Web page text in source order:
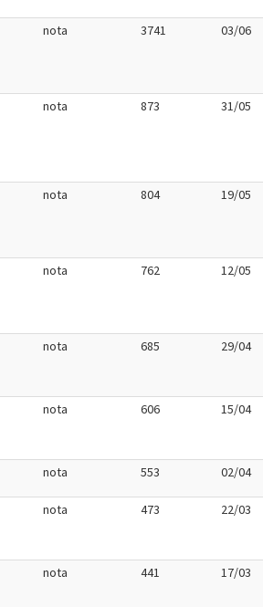
nota 3741 03/06
nota 873 31/05
nota 804 19/05
nota 762 12/05
nota 685 29/04
nota 606 15/04
nota 553 02/04
nota 473 22/03
nota 441 17/03